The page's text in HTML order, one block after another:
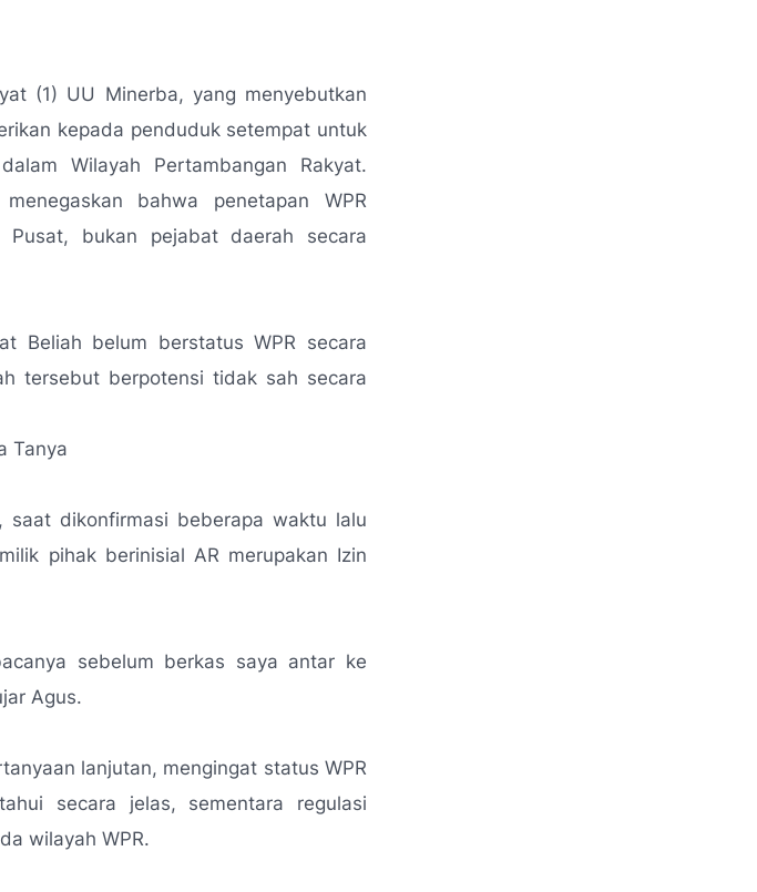
(1) UU Minerba, yang menyebutkan
kepada penduduk setempat untuk
Wilayah Pertambangan Rakyat.
bahwa penetapan WPR
Pusat, bukan pejabat daerah secara
Beliah belum berstatus WPR secara
tersebut berpotensi tidak sah secara
Tanya
saat dikonfirmasi beberapa waktu lalu
pihak berinisial AR merupakan Izin
sebelum berkas saya antar ke
Agus.
lanjutan, mengingat status WPR
secara jelas, sementara regulasi
wilayah WPR.